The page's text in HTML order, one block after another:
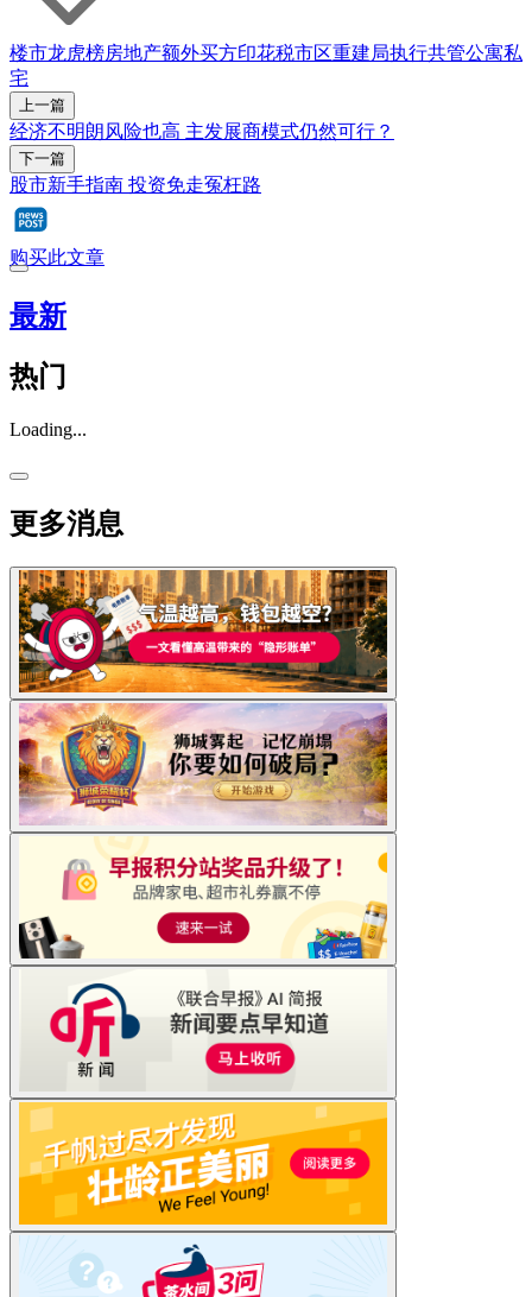
楼市龙虎榜房地产额外买方印花税市区重建局执行共管公寓私
宅
上一篇
经济不明朗风险也高 主发展商模式仍然可行？
下一篇
股市新手指南 投资免走冤枉路
购买此文章
最新
热门
Loading...
更多消息